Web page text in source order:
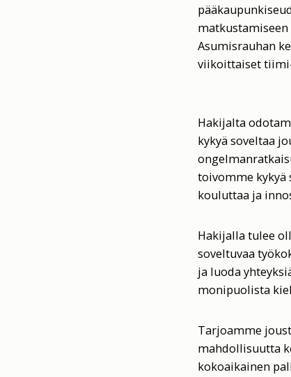
Asumisrauhan
viikoittaiset
Hakijalta
kykyä soveltaa
toivomme kykyä
kouluttaa ja
Hakijalla tulee
soveltuvaa
ja luoda
monipuolista
Tarjoamme
mahdollisuutta
kokoaikainen